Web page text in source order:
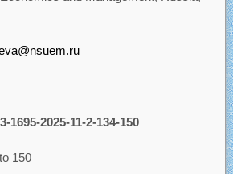
1695-2025-11-2-134-150
150